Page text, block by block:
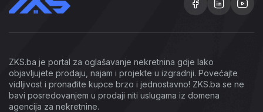
ZKS.ba je portal za oglašavanje nekretnina gdje lako
objavljujete prodaju, najam i projekte u izgradnji. Povećajte
vidljivost i pronađite kupce brzo i jednostavno! ZKS.ba se ne
bavi posredovanjem u prodaji niti uslugama iz domena
agencija za nekretnine.